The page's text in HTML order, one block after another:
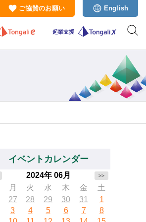
ご協賛のお願い English
起業支援
イベントカレンダー
2024年 06月 >>
月 火 水 木 金
土
27 28 29 30 31
1
3 4 5 6 7
8